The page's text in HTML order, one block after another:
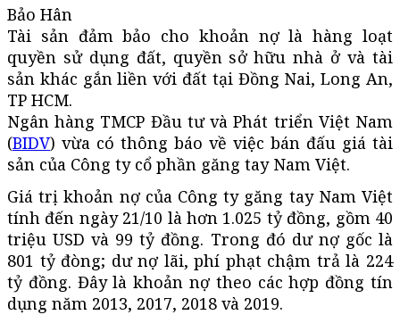
Bảo Hân
Tài sản đảm bảo cho khoản nợ là hàng loạt
quyền sử dụng đất, quyền sở hữu nhà ở và tài
sản khác gắn liền với đất tại Đồng Nai, Long An,
TP HCM.
Ngân hàng TMCP Đầu tư và Phát triển Việt Nam
(BIDV) vừa có thông báo về việc bán đấu giá tài
sản của Công ty cổ phần găng tay Nam Việt.
Giá trị khoản nợ của Công ty găng tay Nam Việt
tính đến ngày 21/10 là hơn 1.025 tỷ đồng, gồm 40
triệu USD và 99 tỷ đồng. Trong đó dư nợ gốc là
801 tỷ đòng; dư nợ lãi, phí phạt chậm trả là 224
tỷ đồng. Đây là khoản nợ theo các hợp đồng tín
dụng năm 2013, 2017, 2018 và 2019.